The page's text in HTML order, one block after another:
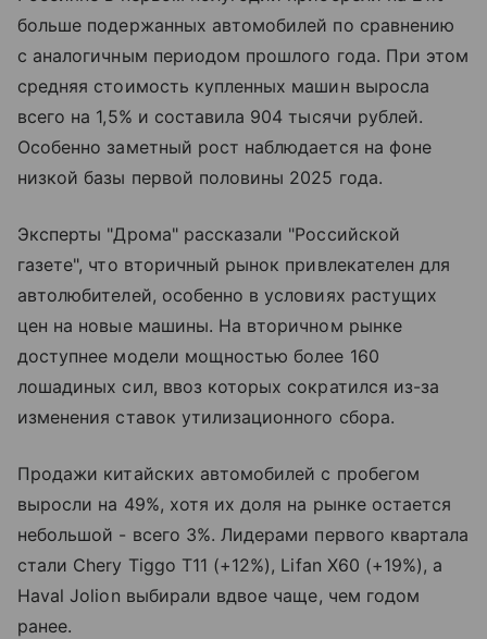
больше подержанных автомобилей по сравнению
с аналогичным периодом прошлого года. При этом
средняя стоимость купленных машин выросла
всего на 1,5% и составила 904 тысячи рублей.
Особенно заметный рост наблюдается на фоне
низкой базы первой половины 2025 года.
Эксперты "Дрома" рассказали "Российской
газете", что вторичный рынок привлекателен для
автолюбителей, особенно в условиях растущих
цен на новые машины. На вторичном рынке
доступнее модели мощностью более 160
лошадиных сил, ввоз которых сократился из-за
изменения ставок утилизационного сбора.
Продажи китайских автомобилей с пробегом
выросли на 49%, хотя их доля на рынке остается
небольшой - всего 3%. Лидерами первого квартала
стали Chery Tiggo T11 (+12%), Lifan X60 (+19%), а
Haval Jolion выбирали вдвое чаще, чем годом
ранее.